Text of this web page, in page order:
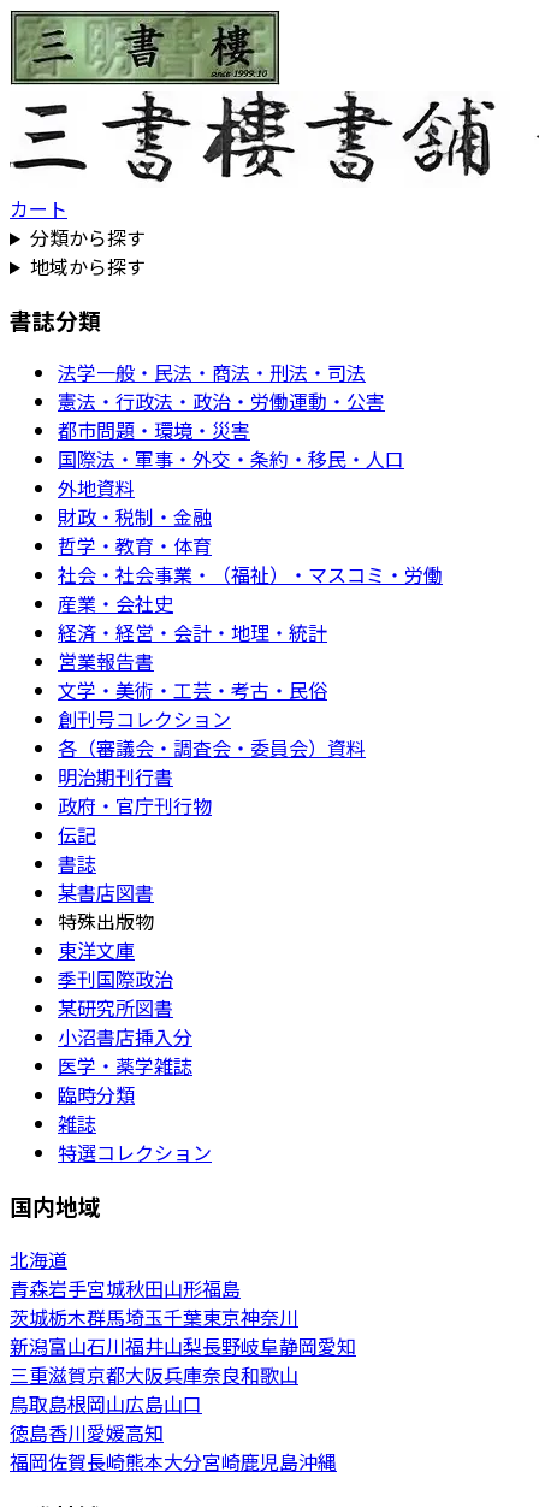
カート
分類から探す
地域から探す
書誌分類
法学一般・民法・商法・刑法・司法
憲法・行政法・政治・労働運動・公害
都市問題・環境・災害
国際法・軍事・外交・条約・移民・人口
外地資料
財政・税制・金融
哲学・教育・体育
社会・社会事業・（福祉）・マスコミ・労働
産業・会社史
経済・経営・会計・地理・統計
営業報告書
文学・美術・工芸・考古・民俗
創刊号コレクション
各（審議会・調査会・委員会）資料
明治期刊行書
政府・官庁刊行物
伝記
書誌
某書店図書
特殊出版物
東洋文庫
季刊国際政治
某研究所図書
小沼書店挿入分
医学・薬学雑誌
臨時分類
雑誌
特選コレクション
国内地域
北海道
青森岩手宮城秋田山形福島
茨城栃木群馬埼玉千葉東京神奈川
新潟富山石川福井山梨長野岐阜静岡愛知
三重滋賀京都大阪兵庫奈良和歌山
鳥取島根岡山広島山口
徳島香川愛媛高知
福岡佐賀長崎熊本大分宮崎鹿児島沖縄